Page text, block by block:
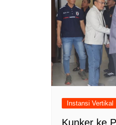
Instansi Vertikal
Kunker ke